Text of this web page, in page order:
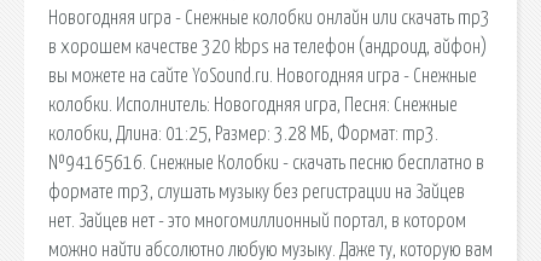
Новогодняя игра - Снежные колобки онлайн или скачать mp3
в хорошем качестве 320 kbps на телефон (андроид, айфон)
вы можете на сайте YoSound.ru. Новогодняя игра - Снежные
колобки. Исполнитель: Новогодняя игра, Песня: Снежные
колобки, Длина: 01:25, Размер: 3.28 МБ, Формат: mp3.
№94165616. Снежные Колобки - скачать песню бесплатно в
формате mp3, слушать музыку без регистрации на Зайцев
нет. Зайцев нет - это многомиллионный портал, в котором
можно найти абсолютно любую музыку. Даже ту, которую вам